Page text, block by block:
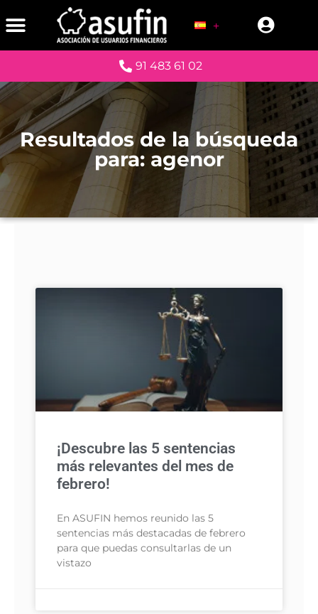
NOTA: ESTE SITIO
91 483 61 02
Resultados de la búsqueda
para: agenor
¡Descubre las 5 sentencias
más relevantes del mes de
febrero!
En ASUFIN hemos reunido las 5
sentencias más destacadas de febrero
para que puedas consultarlas de un
vistazo